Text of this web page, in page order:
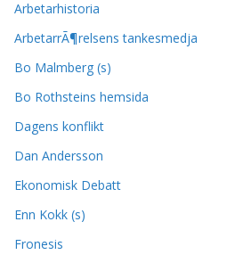
Arbetarhistoria
ArbetarrÃ¶relsens tankesmedja
Bo Malmberg (s)
Bo Rothsteins hemsida
Dagens konflikt
Dan Andersson
Ekonomisk Debatt
Enn Kokk (s)
Fronesis